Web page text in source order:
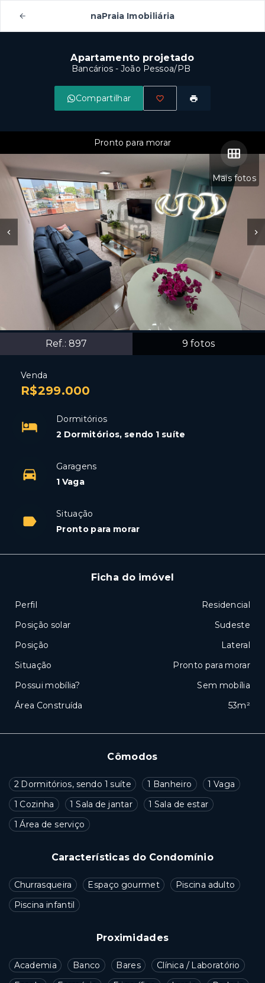
naPraia Imobiliária
Apartamento projetado
Bancários - João Pessoa/PB
Compartilhar
Mais fotos
Ref.: 897 9 fotos
Pronto para morar
Venda
R$299.000
Dormitórios
2 Dormitórios, sendo 1 suíte
Garagens
1 Vaga
Situação
Pronto para morar
Cômodos
2 Dormitórios, sendo 1 suíte 1 Banheiro
1 Vaga
1 Cozinha
1 Sala de jantar
1 Sala de estar
1 Área de serviço
Características do Condomínio
Churrasqueira Espaço gourmet
Piscina adulto
Piscina infantil
Proximidades
Academia Banco Bares
Clínica / Laboratório
Ficha do imóvel
Perfil
Residencial
Posição solar
Sudeste
Posição
Lateral
Situação
Pronto para morar
Possui mobília?
Sem mobília
Área Construída
53m²